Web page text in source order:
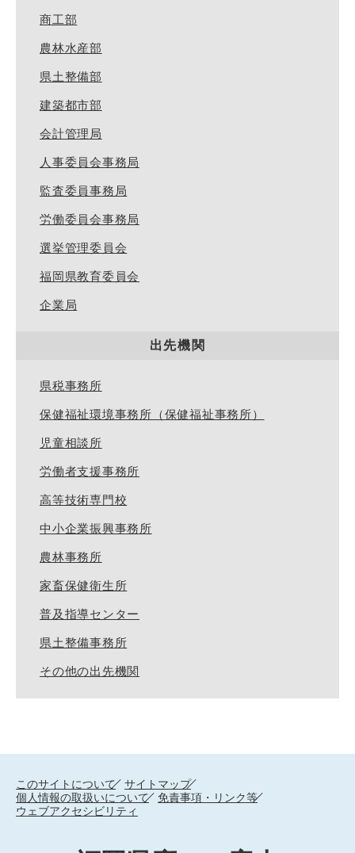
商工部
農林水産部
県土整備部
建築都市部
会計管理局
人事委員会事務局
監査委員事務局
労働委員会事務局
選挙管理委員会
福岡県教育委員会
企業局
出先機関
県税事務所
保健福祉環境事務所（保健福祉事務所）
児童相談所
労働者支援事務所
高等技術専門校
中小企業振興事務所
農林事務所
家畜保健衛生所
普及指導センター
県土整備事務所
その他の出先機関
このサイトについて
サイトマップ
個人情報の取扱いについて
免責事項・リンク等
ウェブアクセシビリティ